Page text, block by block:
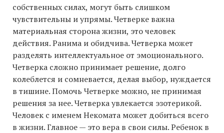
собственных силах, могут быть слишком
чувствительны и упрямы. Четверке важна
материальная сторона жизни, это человек
действия. Ранима и обидчива. Четверка может
разделять интеллектуальное от эмоционального.
Четверка сложно принимает решение, долго
колеблется и сомневается, делая выбор, нуждается
в тишине. Помочь Четверке можно, не принимая
решения за нее. Четверка увлекается эзотерикой.
Человек с именем Некомата может добиться всего
в жизни. Главное — это вера в свои силы. Ребенок в